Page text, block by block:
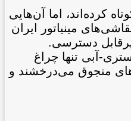
کرده‌اند، اما آن‌هایی
مينياتور ايران
دسترسی.
آبی تنها چراغ
منجوق می‌درخشند و